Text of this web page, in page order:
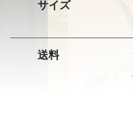
サイズ
送料